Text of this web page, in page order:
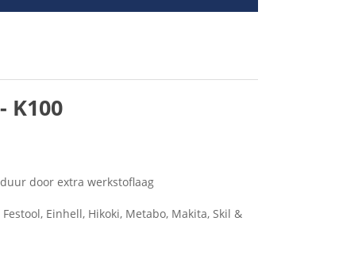
K100
door extra werkstoflaag
Einhell, Hikoki, Metabo, Makita, Skil &